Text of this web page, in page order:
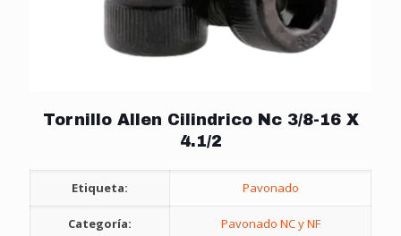
Tornillo Allen Cilindrico Nc 3/8-16 X
4.1/2
Etiqueta: Pavonado
Categoría: Pavonado NC y NF